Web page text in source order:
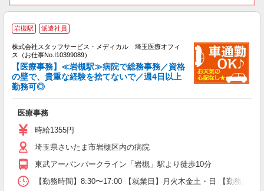
岩槻駅 派遣社員
株式会社スタッフサービス・メディカル 埼玉医療オフィ
ス（お仕事No.I10399089）
【医療事務】≪岩槻駅≫病院で総務事務／資格
の壁で、貴重な経験を捨てないで／週4日以上
勤務可◎
医療事務
時給1355円
埼玉県さいたま市岩槻区内の病院
東武アーバンパークライン「岩槻」駅より徒歩10分
【勤務時間】8:30〜17:00 【就業日】月火木金土・日 【勤務期間